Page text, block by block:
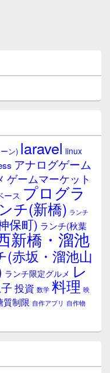
ン) laravel linux
アナログゲーム
ゲームマーケット
ース プログラ
チ(新橋) ランチ
保町) ランチ(秋葉
新橋・溜池
(赤坂・溜池山
ランチ限定グルメ レ
投資 数学 料理 映
質制限 自作アプリ 自作物